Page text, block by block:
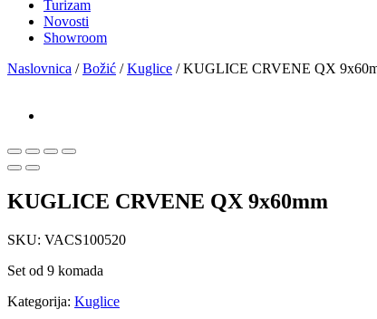
Turizam
Novosti
Showroom
Naslovnica /Božić /Kuglice / KUGLICE CRVENE QX
KUGLICE CRVENE QX 9x60mm
SKU: VACS100520
Set od 9 komada
Kategorija: Kuglice